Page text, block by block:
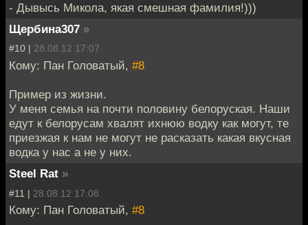
- Дывысь Микола, якая смешная фамилия!)))
Щербина307 »
#10 | 28.08.12 17:07
Кому: Пан Головатый, #8
Пример из жизни.
У меня семья на почти половину белоруская. Наши
едут к белорусам хвалят ихнюю водку как могут, те
приезжая к нам не могут не расказать какая вкусная
водка у нас а не у них.
Steel Rat »
#11 | 28.08.12 17:08
Кому: Пан Головатый, #8